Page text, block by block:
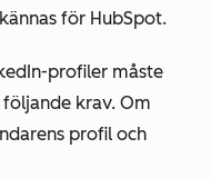
för HubSpot.
profiler måste
krav. Om
profil och